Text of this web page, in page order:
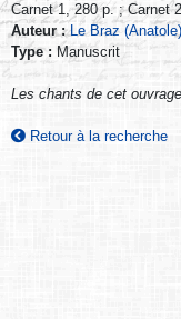
Carnet 1, 280 p. ; Carnet
Auteur :Le Braz (Anatole)
Type : Manuscrit
Les chants de cet
Retour à la recherche